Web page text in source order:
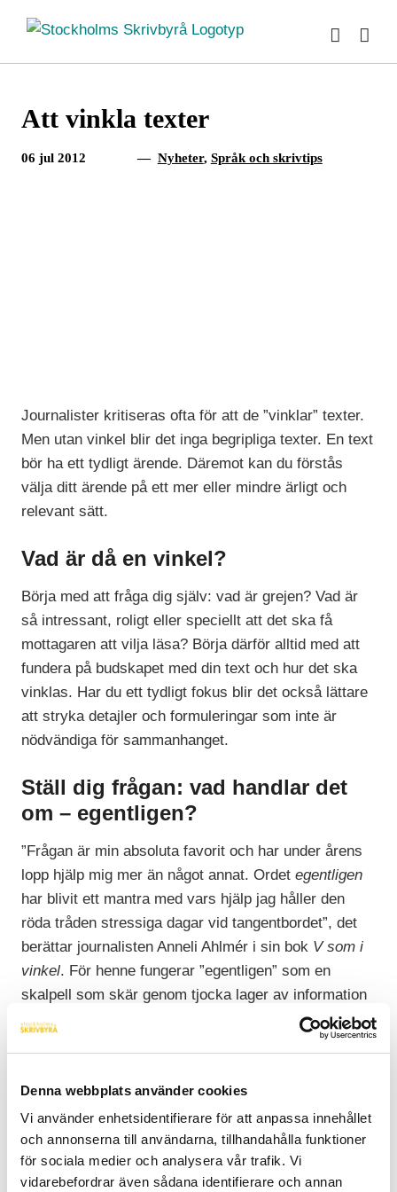
Denna webbplats använder cookies
Vi använder enhetsidentifierare för att anpassa innehållet
och annonserna till användarna, tillhandahålla funktioner
för sociala medier och analysera vår trafik. Vi
vidarebefordrar även sådana identifierare och annan
innehållet
Att vinkla texter
06 jul 2012 — Nyheter, Språk och skrivtips
Journalister kritiseras ofta för att de ”vinklar” texter.
Men utan vinkel blir det inga begripliga texter. En text
bör ha ett tydligt ärende. Däremot kan du förstås
välja ditt ärende på ett mer eller mindre ärligt och
relevant sätt.
Vad är då en vinkel?
Börja med att fråga dig själv: vad är grejen? Vad är
så intressant, roligt eller speciellt att det ska få
mottagaren att vilja läsa? Börja därför alltid med att
fundera på budskapet med din text och hur det ska
vinklas. Har du ett tydligt fokus blir det också lättare
att stryka detajler och formuleringar som inte är
nödvändiga för sammanhanget.
Ställ dig frågan: vad handlar det
om – egentligen?
”Frågan är min absoluta favorit och har under årens
lopp hjälp mig mer än något annat. Ordetegentligen
har blivit ett mantra med vars hjälp jag håller den
röda tråden stressiga dagar vid tangentbordet”, det
berättar journalisten Anneli Ahlmér i sin bok V som i
vinkel. För henne fungerar ”egentligen” som en
skalpell som skär genom tjocka lager av information
och sinnesintryck för att till slut blottlägga kärnan.
“Att vinkla är för en journalist att renodla,
ska hängas upp på. Vad du väljer att
berätta (renodlingen, vinkeln) och hur du hänger upp
berättelsen (kroken) avslöjar din professionalitet som
skribent – förmågan att göra det oformliga hanterbart.